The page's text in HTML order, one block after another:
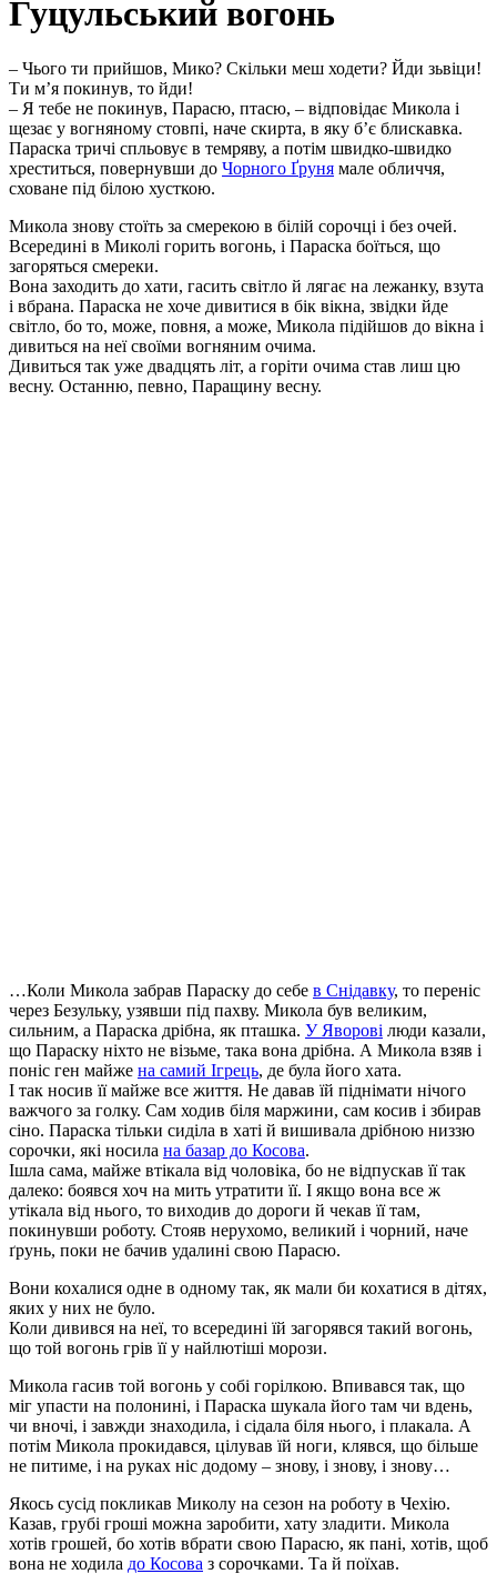
Гуцульський вогонь
– Чього ти прийшов, Мико? Скільки меш ходети? Йди зьвіци!
Ти м’я покинув, то йди!
– Я тебе не покинув, Парасю, птасю, – відповідає Микола і
щезає у вогняному стовпі, наче скирта, в яку б’є блискавка.
Параска тричі спльовує в темряву, а потім швидко-швидко
хреститься, повернувши до Чорного Ґруня мале обличчя,
сховане під білою хусткою.
Микола знову стоїть за смерекою в білій сорочці і без очей.
Всередині в Миколі горить вогонь, і Параска боїться, що
загоряться смереки.
Вона заходить до хати, гасить світло й лягає на лежанку, взута
і вбрана. Параска не хоче дивитися в бік вікна, звідки йде
світло, бо то, може, повня, а може, Микола підійшов до вікна і
дивиться на неї своїми вогняним очима.
Дивиться так уже двадцять літ, а горіти очима став лиш цю
весну. Останню, певно, Паращину весну.
…Коли Микола забрав Параску до себе в Снідавку, то переніс
через Безульку, узявши під пахву. Микола був великим,
сильним, а Параска дрібна, як пташка. У Яворові люди казали,
що Параску ніхто не візьме, така вона дрібна. А Микола взяв і
поніс ген майже на самий Ігрець, де була його хата.
І так носив її майже все життя. Не давав їй піднімати нічого
важчого за голку. Сам ходив біля маржини, сам косив і збирав
сіно. Параска тільки сиділа в хаті й вишивала дрібною низзю
сорочки, які носила на базар до Косова.
Ішла сама, майже втікала від чоловіка, бо не відпускав її так
далеко: боявся хоч на мить утратити її. І якщо вона все ж
утікала від нього, то виходив до дороги й чекав її там,
покинувши роботу. Стояв нерухомо, великий і чорний, наче
ґрунь, поки не бачив удалині свою Парасю.
Вони кохалися одне в одному так, як мали би кохатися в дітях,
яких у них не було.
Коли дивився на неї, то всередині їй загорявся такий вогонь,
що той вогонь грів її у найлютіші морози.
Микола гасив той вогонь у собі горілкою. Впивався так, що
міг упасти на полонині, і Параска шукала його там чи вдень,
чи вночі, і завжди знаходила, і сідала біля нього, і плакала. А
потім Микола прокидався, цілував їй ноги, клявся, що більше
не питиме, і на руках ніс додому – знову, і знову, і знову…
Якось сусід покликав Миколу на сезон на роботу в Чехію.
Казав, грубі гроші можна заробити, хату зладити. Микола
хотів грошей, бо хотів вбрати свою Парасю, як пані, хотів, щоб
вона не ходила до Косова з сорочками. Та й поїхав.